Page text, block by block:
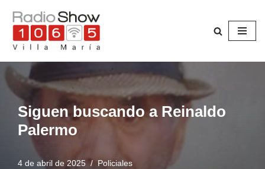
Saltar
al
contenido
Siguen buscando a Reinaldo
Palermo
4 de abril de 2025 Policiales